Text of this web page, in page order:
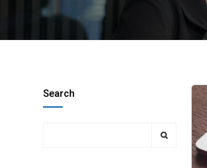
Search